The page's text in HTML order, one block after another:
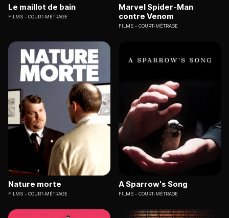
Le maillot de bain
FILMS COURT-MÉTRAGE
Marvel Spider-Man
contre Venom
FILMS COURT-MÉTRAGE
Nature morte
FILMS COURT-MÉTRAGE
A Sparrow's Song
FILMS COURT-MÉTRAGE